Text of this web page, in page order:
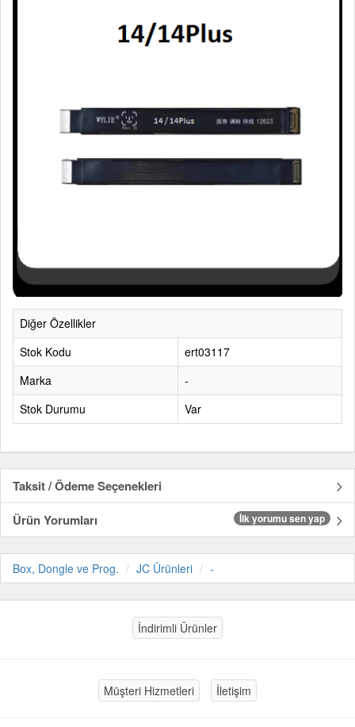
Diğer Özellikler
Stok Kodu
ert03117
Marka
-
Stok Durumu
Var
Taksit / Ödeme Seçenekleri
Ürün Yorumları
İlk yorumu sen yap
Box, Dongle ve Prog. JC Ürünleri -
İndirimli Ürünler
Müşteri Hizmetleri İletişim